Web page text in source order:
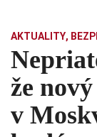
AKTUALITY,
že
v